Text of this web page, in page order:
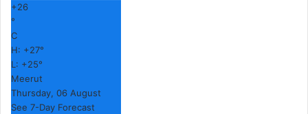
+26
°
C
H: +27°
L: +25°
Meerut
Thursday, 06 August
See 7-Day Forecast